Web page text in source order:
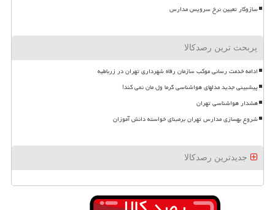
سازوکار تعیین نرخ سرویس مدارس
پربحث ترین رصدکالا
ادامه خدمت رسانی موکب سازمان رفاه شهرداری تهران در زرباطیه
پیشبینی جدید مدلهای هواشناسی گرما ول مان نمی کند!
هشدار هواشناسی تهران
شروع بهسازی مدارس تهران برمبنای خواسته دانش آموزان
جدیدترین رصدکالا